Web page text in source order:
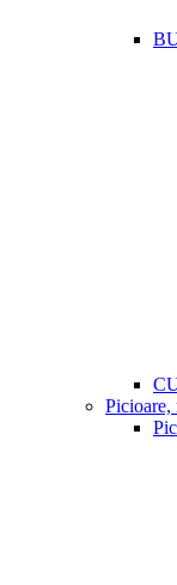
Picioare,